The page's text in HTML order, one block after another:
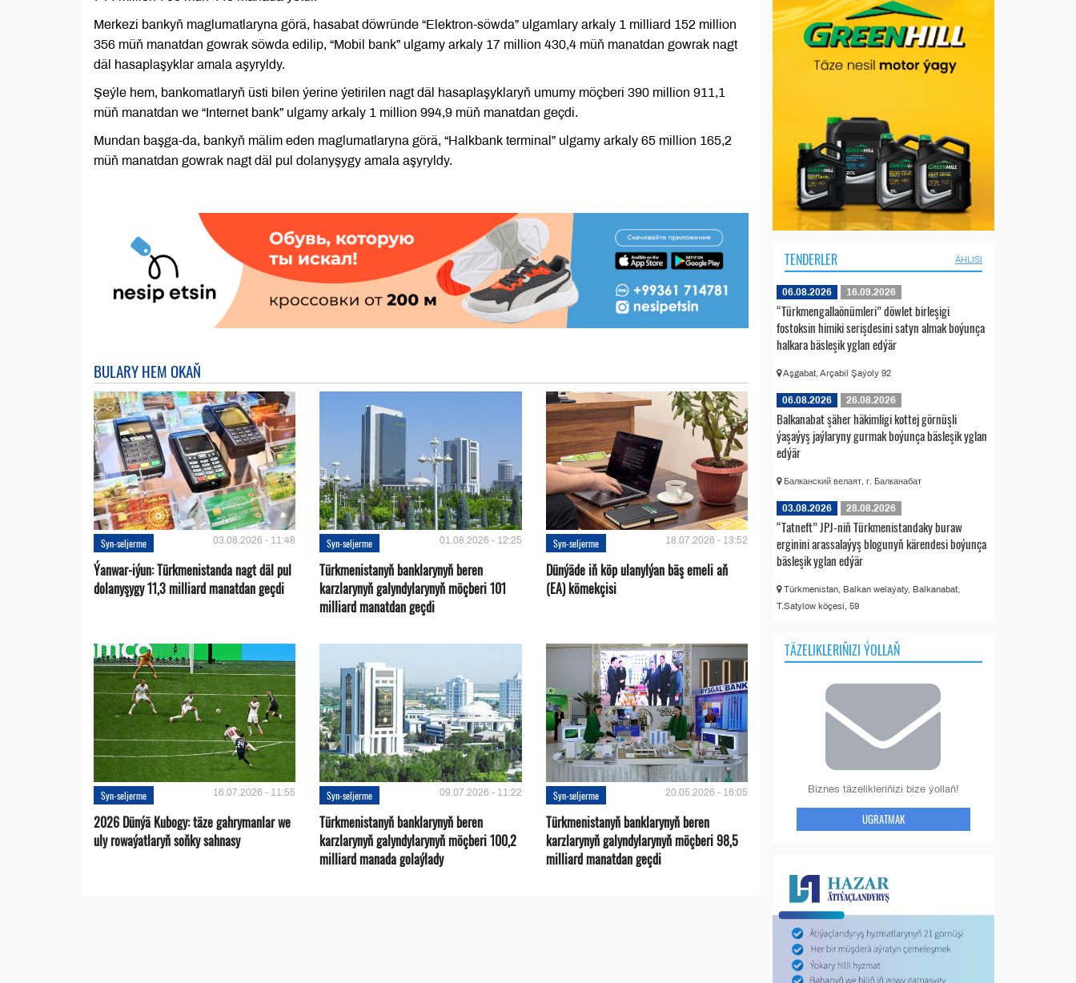
Merkezi bankyň maglumatlaryna görä, hasabat döwründe “Elektron-söwda” ulgamlary arkaly 1 milliard 152 million
356 müň manatdan gowrak söwda edilip, “Mobil bank” ulgamy arkaly 17 million 430,4 müň manatdan gowrak nagt
däl hasaplaşyklar amala aşyryldy.
Şeýle hem, bankomatlaryň üsti bilen ýerine ýetirilen nagt däl hasaplaşyklaryň umumy möçberi 390 million 911,1
müň manatdan we “Internet bank” ulgamy arkaly 1 million 994,9 müň manatdan geçdi.
Mundan başga-da, bankyň mälim eden maglumatlaryna görä, “Halkbank terminal” ulgamy arkaly 65 million 165,2
müň manatdan gowrak nagt däl pul dolanyşygy amala aşyryldy.
BULARY HEM OKAŇ
Syn-seljerme 03.08.2026 - 11:48
Ýanwar-iýun: Türkmenistanda nagt däl pul
dolanyşygy 11,3 milliard manatdan geçdi
Syn-seljerme 01.08.2026 - 12:25
Türkmenistanyň banklarynyň beren
karzlarynyň galyndylarynyň möçberi 101
milliard manatdan geçdi
Syn-seljerme 18.07.2026 - 13:52
Dünýäde iň köp ulanylýan bäş emeli aň
(EA) kömekçisi
Syn-seljerme 16.07.2026 - 11:55
2026 Dünýä Kubogy: täze gahrymanlar we
uly rowaýatlaryň soňky sahnasy
Syn-seljerme 09.07.2026 - 11:22
Türkmenistanyň banklarynyň beren
karzlarynyň galyndylarynyň möçberi 100,2
milliard manada golaýlady
Syn-seljerme 20.05.2026 - 16:05
Türkmenistanyň banklarynyň beren
karzlarynyň galyndylarynyň möçberi 98,5
milliard manatdan geçdi
TENDERLER ÄHLISI
06.08.2026 16.09.2026
“Türkmengallaönümleri” döwlet birleşigi
fostoksin himiki serişdesini satyn almak boýunça
halkara bäsleşik yglan edýär
Aşgabat, Arçabil Şaýoly 92
06.08.2026 26.08.2026
Balkanabat şäher häkimligi kottej görnüşli
ýaşaýyş jaýlaryny gurmak boýunça bäsleşik yglan
edýär
Балканский велаят, г. Балканабат
03.08.2026 28.08.2026
“Tatneft” JPJ-niň Türkmenistandaky buraw
erginini arassalaýyş blogunyň kärendesi boýunça
bäsleşik yglan edýär
Türkmenistan, Balkan welaýaty, Balkanabat,
T.Satylow köçesi, 59
TÄZELIKLERIŇIZI ÝOLLAŇ
Biznes täzelikleriňizi bize ýollaň!
UGRATMAK